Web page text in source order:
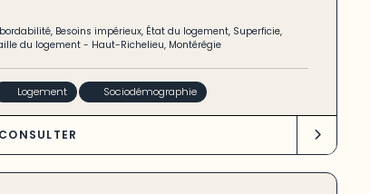
, Besoins impérieux, État du logement, Superficie,
du logement- Haut-Richelieu, Montérégie
Logement Sociodémographie
CONSULTER